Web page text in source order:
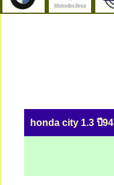
honda city 1.3 ปี